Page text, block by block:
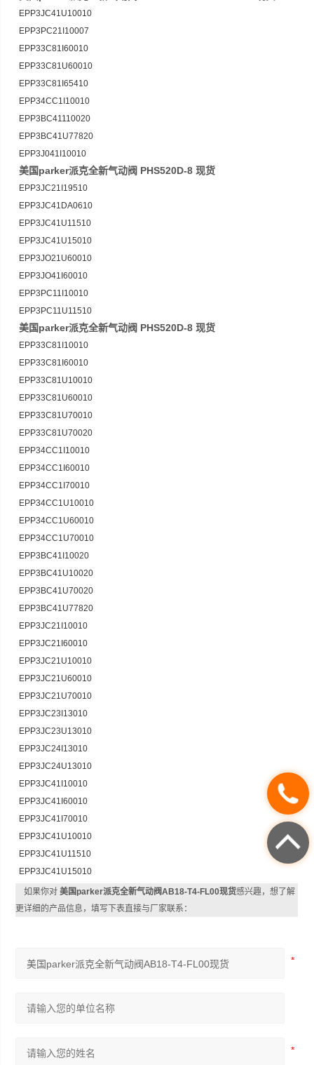
EPP3JC41U10010
EPP3PC21I10007
EPP33C81I60010
EPP33C81U60010
EPP33C81I65410
EPP34CC1I10010
EPP3BC41110020
EPP3BC41U77820
EPP3J041I10010
美国parker派克全新气动阀 PHS520D-8 现货
EPP3JC21I19510
EPP3JC41DA0610
EPP3JC41U11510
EPP3JC41U15010
EPP3JO21U60010
EPP3JO41I60010
EPP3PC11I10010
EPP3PC11U11510
美国parker派克全新气动阀 PHS520D-8 现货
EPP33C81I10010
EPP33C81I60010
EPP33C81U10010
EPP33C81U60010
EPP33C81U70010
EPP33C81U70020
EPP34CC1I10010
EPP34CC1I60010
EPP34CC1I70010
EPP34CC1U10010
EPP34CC1U60010
EPP34CC1U70010
EPP3BC41I10020
EPP3BC41U10020
EPP3BC41U70020
EPP3BC41U77820
EPP3JC21I10010
EPP3JC21I60010
EPP3JC21U10010
EPP3JC21U60010
EPP3JC21U70010
EPP3JC23I13010
EPP3JC23U13010
EPP3JC24I13010
EPP3JC24U13010
EPP3JC41I10010
EPP3JC41I60010
EPP3JC41I70010
EPP3JC41U10010
EPP3JC41U11510
EPP3JC41U15010
如果你对美国parker派克全新气动阀AB18-T4-FL00现货感兴趣，想了解
更详细的产品信息，填写下表直接与厂家联系：